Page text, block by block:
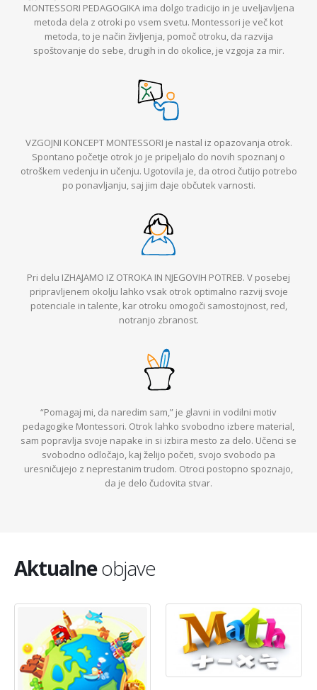
MONTESSORI PEDAGOGIKAima dolgo tradicijo in je uveljavljena
metoda dela z otroki po vsem svetu. Montessori je več kot
metoda, to je način življenja, pomoč otroku, da razvija
spoštovanje do sebe, drugih in do okolice, je vzgoja za mir.
VZGOJNI KONCEPT MONTESSORI je nastal iz opazovanja otrok.
Spontano početje otrok jo je pripeljalo do novih spoznanj o
otroškem vedenju in učenju. Ugotovila je, da otroci čutijo potrebo
po ponavljanju, saj jim daje občutek varnosti.
Pri delu IZHAJAMO IZ OTROKA IN NJEGOVIH POTREB. V posebej
pripravljenem okolju lahko vsak otrok optimalno razvij svoje
potenciale in talente, kar otroku omogoči samostojnost, red,
notranjo zbranost.
“Pomagaj mi, da naredim sam,” je glavni in vodilni motiv
pedagogike Montessori. Otrok lahko svobodno izbere material,
sam popravlja svoje napake in si izbira mesto za delo. Učenci se
svobodno odločajo, kaj želijo početi, svojo svobodo pa
uresničujejo z neprestanim trudom. Otroci postopno spoznajo,
da je delo čudovita stvar.
Aktualneobjave